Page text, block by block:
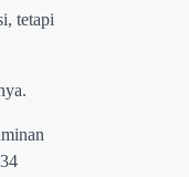
tetapi